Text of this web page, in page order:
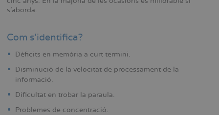
s’aborda.
Com s’identifica?
Dèficits en memòria a curt termini.
Disminució de la velocitat de processament de la
informació.
Dificultat en trobar la paraula.
Problemes de concentració.